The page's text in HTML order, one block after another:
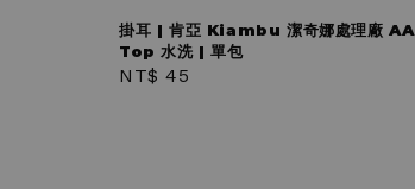
掛耳 | 肯亞 Kiambu 潔奇娜處理廠 AA
Top 水洗 | 單包
Regular
NT$ 45